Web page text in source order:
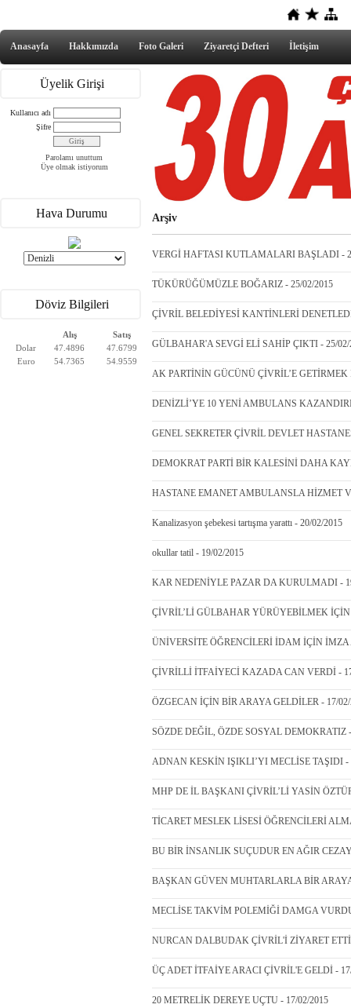
Anasayfa Hakkımızda Foto Galeri Ziyaretçi Defteri İletişim
Üyelik Girişi
Kullanıcı adı
Şifre
Parolamı unuttum
Üye olmak istiyorum
Hava Durumu
Döviz Bilgileri
Alış
Satış
Dolar
47.4896
47.6799
Euro
54.7365 54.9559
Arşiv
VERGİ HAFTASI KUTLAMALARI BAŞLADI -
TÜKÜRÜĞÜMÜZLE BOĞARIZ - 25/02/2015
ÇİVRİL BELEDİYESİ KANTİNLERİ
GÜLBAHAR'A SEVGİ ELİ SAHİP ÇIKTI - 25/02/
AK PARTİNİN GÜCÜNÜ ÇİVRİL’E
DENİZLİ’YE 10 YENİ AMBULANS
GENEL SEKRETER ÇİVRİL DEVLET
DEMOKRAT PARTİ BİR KALESİNİ DAHA
HASTANE EMANET AMBULANSLA HİZMET
Kanalizasyon şebekesi tartışma yarattı - 20/02/2015
okullar tatil - 19/02/2015
KAR NEDENİYLE PAZAR DA KURULMADI -
ÇİVRİL’Lİ GÜLBAHAR YÜRÜYEBİLMEK
ÜNİVERSİTE ÖĞRENCİLERİ İDAM İÇİN İMZA
ÇİVRİLLİ İTFAİYECİ KAZADA CAN VERDİ -
ÖZGECAN İÇİN BİR ARAYA GELDİLER - 17/02/
SÖZDE DEĞİL, ÖZDE SOSYAL DEMOKRATIZ
ADNAN KESKİN IŞIKLI’YI MECLİSE TAŞIDI -
MHP DE İL BAŞKANI ÇİVRİL’Lİ YASİN
TİCARET MESLEK LİSESİ ÖĞRENCİLERİ
BU BİR İNSANLIK SUÇUDUR EN AĞIR
BAŞKAN GÜVEN MUHTARLARLA BİR
MECLİSE TAKVİM POLEMİĞİ DAMGA
NURCAN DALBUDAK ÇİVRİL'İ ZİYARET ETTİ
ÜÇ ADET İTFAİYE ARACI ÇİVRİL'E GELDİ -
20 METRELİK DEREYE UÇTU - 17/02/2015